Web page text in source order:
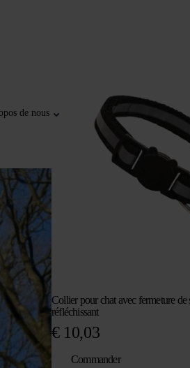
de nous
Collier pour chat avec fermeture
réfléchissant
€10,03
Commander